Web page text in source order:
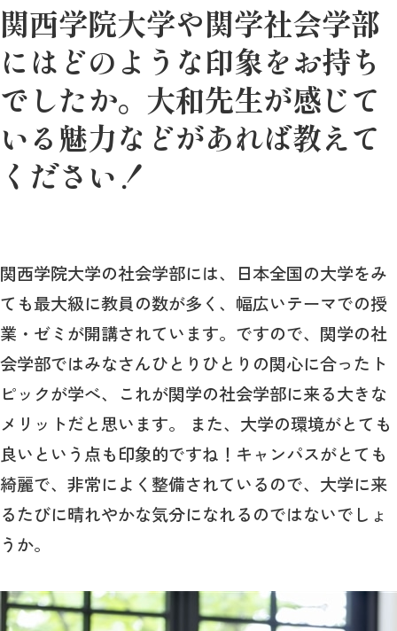
関西学院大学や関学社会学部
にはどのような印象をお持ち
でしたか。大和先生が感じて
いる魅力などがあれば教えて
ください！
関西学院大学の社会学部には、日本全国の大学をみ
ても最大級に教員の数が多く、幅広いテーマでの授
業・ゼミが開講されています。ですので、関学の社
会学部ではみなさんひとりひとりの関心に合ったト
ピックが学べ、これが関学の社会学部に来る大きな
メリットだと思います。 また、大学の環境がとても
良いという点も印象的ですね！キャンパスがとても
綺麗で、非常によく整備されているので、大学に来
るたびに晴れやかな気分になれるのではないでしょ
うか。